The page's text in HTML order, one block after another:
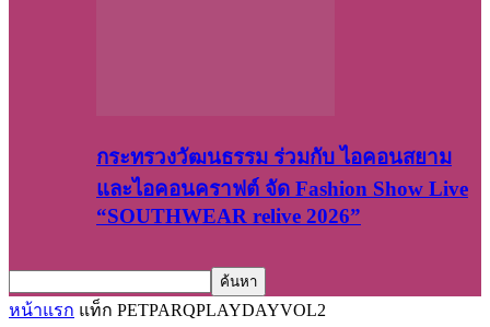
กระทรวงวัฒนธรรม ร่วมกับ ไอคอนสยาม
และไอคอนคราฟต์ จัด Fashion Show Live
“SOUTHWEAR relive 2026”
หน้าแรก แท็ก PETPARQPLAYDAYVOL2